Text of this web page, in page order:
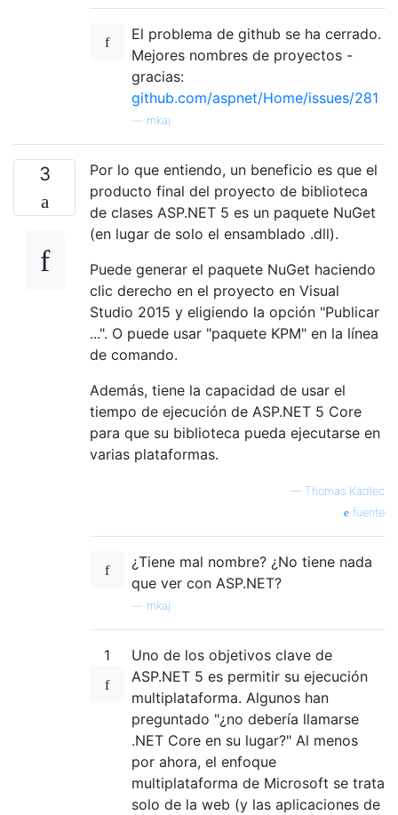
El problema de github se ha cerrado.
Mejores nombres de proyectos -
gracias:
github.com/aspnet/Home/issues/281
mkaj
3
Por lo que entiendo, un beneficio es que el
producto final del proyecto de biblioteca
de clases ASP.NET 5 es un paquete NuGet
(en lugar de solo el ensamblado .dll).
Puede generar el paquete NuGet haciendo
clic derecho en el proyecto en Visual
Studio 2015 y eligiendo la opción "Publicar
...". O puede usar "paquete KPM" en la línea
de comando.
Además, tiene la capacidad de usar el
tiempo de ejecución de ASP.NET 5 Core
para que su biblioteca pueda ejecutarse en
varias plataformas.
— Thomas Kadlec
fuente
¿Tiene mal nombre? ¿No tiene nada
que ver con ASP.NET?
mkaj
1
Uno de los objetivos clave de
ASP.NET 5 es permitir su ejecución
multiplataforma. Algunos han
preguntado "¿no debería llamarse
.NET Core en su lugar?" Al menos
por ahora, el enfoque
multiplataforma de Microsoft se trata
solo de la web (y las aplicaciones de